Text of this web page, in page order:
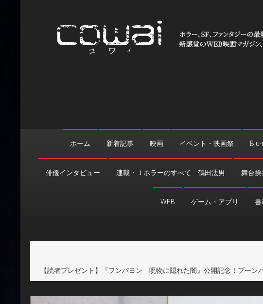
ホーム 新着記事 映画 イベント・映画祭
俳優インタビュー 連載・Ｊホラーのすべて 鶴田法男 舞台挨
WEB ゲーム・アプリ 書
【読者プレゼント】『フンパヨン 呪物に隠れた闇』公開記念！プーン